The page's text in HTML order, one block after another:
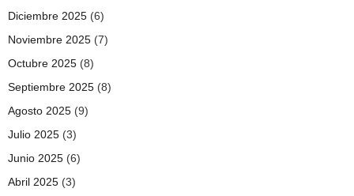
Diciembre 2025 (6)
Noviembre 2025 (7)
Octubre 2025 (8)
Septiembre 2025 (8)
Agosto 2025 (9)
Julio 2025 (3)
Junio 2025 (6)
Abril 2025 (3)